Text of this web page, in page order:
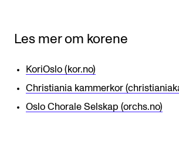
Les mer om korene
KoriOslo (kor.no)
Christiania kammerkor
Oslo Chorale Selskap (orchs.no)